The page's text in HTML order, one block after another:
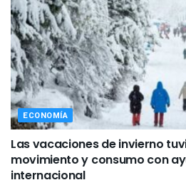
ECONOMÍA
Las vacaciones de invierno
movimiento y consumo con
internacional